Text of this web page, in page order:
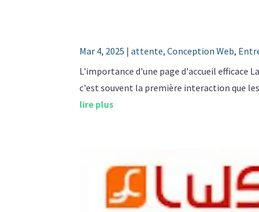
Mar 4, 2025 |attente,Conception Web,
L'importance d'une page d'accueil efficace
c'est souvent la première interaction que
lire plus